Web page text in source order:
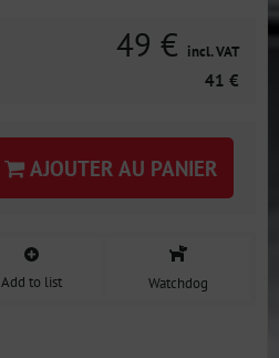
49 € incl. VAT
41 €
AJOUTER AU PANIER
Add to list Watchdog